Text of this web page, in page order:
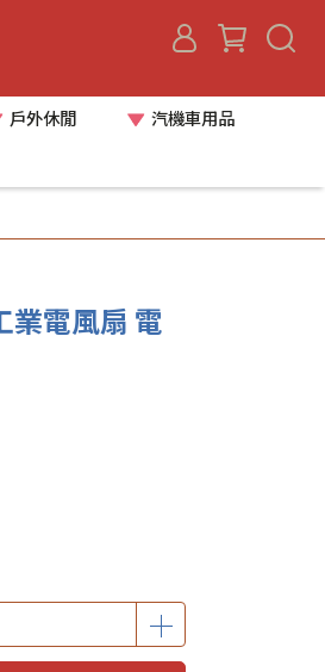
戶外休閒
汽機車用品
業電風扇 電